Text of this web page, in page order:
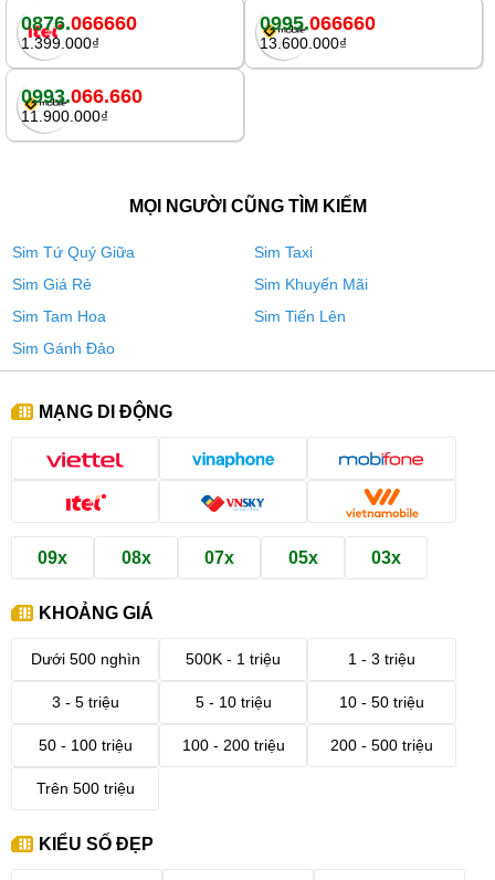
0876.066660
1.399.000₫
0995.066660
13.600.000₫
0993.066.660
11.900.000₫
MỌI NGƯỜI CŨNG TÌM KIẾM
Sim Tứ Quý Giữa
Sim Taxi
Sim Giá Rẻ
Sim Khuyến Mãi
Sim Tam Hoa
Sim Tiến Lên
Sim Gánh Đảo
MẠNG DI ĐỘNG
09x 08x 07x 05x 03x
KHOẢNG GIÁ
Dưới 500 nghìn 500K - 1 triệu 1 - 3 triệu
3 - 5 triệu 5 - 10 triệu 10 - 50 triệu
50 - 100 triệu 100 - 200 triệu 200 - 500 triệu
Trên 500 triệu
KIỂU SỐ ĐẸP